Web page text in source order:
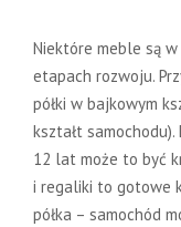
Niektóre meble są
etapach rozwoju.
półki w bajkowym
kształt
12 lat może to być
i regaliki to gotowe
półka – samochód